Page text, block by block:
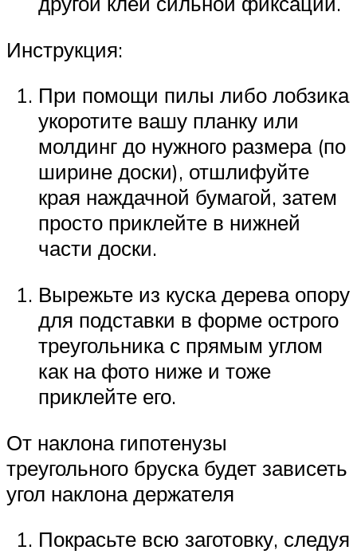
Инструкция:
При помощи пилы либо лобзика
укоротите вашу планку или
молдинг до нужного размера (по
ширине доски), отшлифуйте
края наждачной бумагой, затем
просто приклейте в нижней
части доски.
Вырежьте из куска дерева опору
для подставки в форме острого
треугольника с прямым углом
как на фото ниже и тоже
приклейте его.
От наклона гипотенузы
треугольного бруска будет зависеть
угол наклона держателя
Покрасьте всю заготовку, следуя